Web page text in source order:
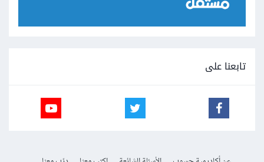
تابعنا على